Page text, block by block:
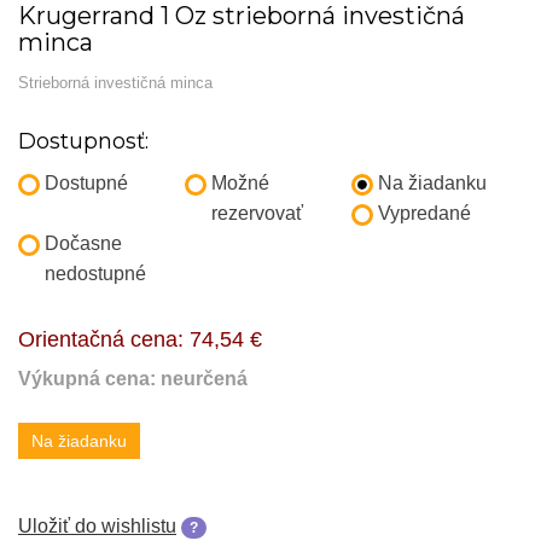
Krugerrand 1 Oz strieborná investičná
minca
Strieborná investičná minca
Dostupnosť:
Dostupné
Možné
rezervovať
Na žiadanku
Vypredané
Dočasne
nedostupné
Orientačná cena: 74,54 €
Výkupná cena: neurčená
Na žiadanku
Uložiť do wishlistu ?